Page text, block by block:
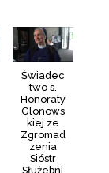
Świadec
two s.
Honoraty
Glonows
kiej ze
Zgromad
zenia
Sióstr
Służebni